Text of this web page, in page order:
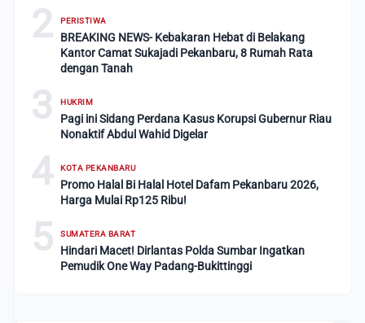
2 PERISTIWA
BREAKING NEWS- Kebakaran Hebat di Belakang
Kantor Camat Sukajadi Pekanbaru, 8 Rumah Rata
dengan Tanah
3 HUKRIM
Pagi ini Sidang Perdana Kasus Korupsi Gubernur Riau
Nonaktif Abdul Wahid Digelar
4 KOTA PEKANBARU
Promo Halal Bi Halal Hotel Dafam Pekanbaru 2026,
Harga Mulai Rp125 Ribu!
5 SUMATERA BARAT
Hindari Macet! Dirlantas Polda Sumbar Ingatkan
Pemudik One Way Padang-Bukittinggi